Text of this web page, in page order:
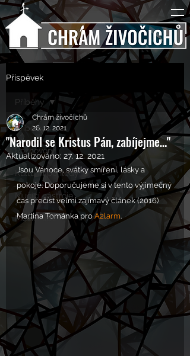
Příspěvek
Příběhy
Rozhovory
Kulturní pohledy
Mučící nástroje
Mučící lidé
Příběhy
"Narodil se Kristus Pán, zabíjejme…"
Chrám živočichů
26. 12. 2021
Aktualizováno: 27. 12. 2021
Jsou Vánoce, svátky smíření, lásky a
pokoje. Doporučujeme si v tento výjimečný
čas přečíst velmi zajímavý článek (2016)
Martina Tománka pro A2larm.